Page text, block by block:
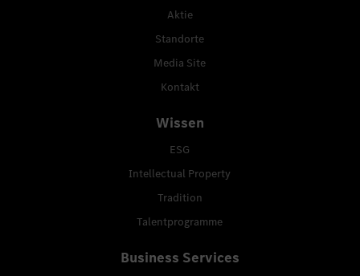
Aktie
Standorte
Media Site
Kontakt
Wissen
ESG
Intellectual Property
Tradition
Talentprogramme
Business Services